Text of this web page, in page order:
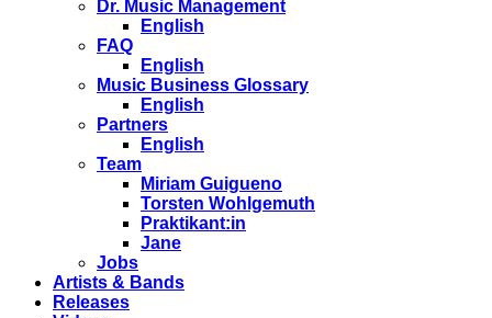
Dr. Music Management
English
FAQ
English
Music Business Glossary
English
Partners
English
Team
Miriam Guigueno
Torsten Wohlgemuth
Praktikant:in
Jane
Jobs
Artists & Bands
Releases